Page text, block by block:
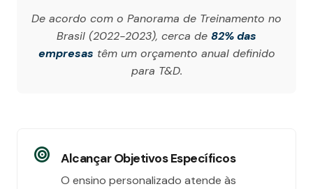
De acordo com o Panorama de Treinamento no
Brasil (2022-2023), cerca de 82% das
empresas têm um orçamento anual definido
para T&D.
Alcançar Objetivos Específicos
O ensino personalizado atende às